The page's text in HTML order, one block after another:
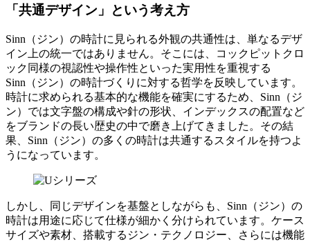
「共通デザイン」という考え方
Sinn（ジン）の時計に見られる外観の共通性は、単なるデザ
イン上の統一ではありません。そこには、コックピットクロ
ック同様の視認性や操作性といった実用性を重視する
Sinn（ジン）の時計づくりに対する哲学を反映しています。
時計に求められる基本的な機能を確実にするため、Sinn（ジ
ン）では文字盤の構成や針の形状、インデックスの配置など
をブランドの長い歴史の中で磨き上げてきました。その結
果、Sinn（ジン）の多くの時計は共通するスタイルを持つよ
うになっています。
しかし、同じデザインを基盤としながらも、Sinn（ジン）の
時計は用途に応じて仕様が細かく分けられています。ケース
サイズや素材、搭載するジン・テクノロジー、さらには機能